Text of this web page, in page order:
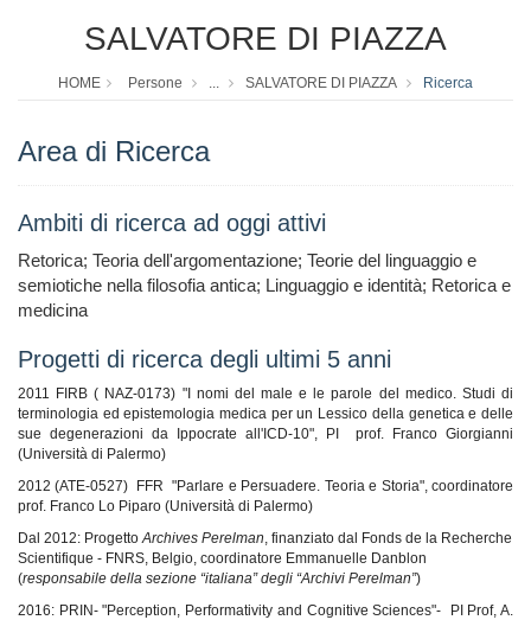
SALVATORE DI PIAZZA
HOME Persone ... SALVATORE DI PIAZZA Ricerca
Area di Ricerca
Ambiti di ricerca ad oggi attivi
Retorica; Teoria dell'argomentazione; Teorie del linguaggio e
semiotiche nella filosofia antica; Linguaggio e identità; Retorica e
medicina
Progetti di ricerca degli ultimi 5 anni
2011 FIRB ( NAZ-0173) "I nomi del male e le parole del medico. Studi di
terminologia ed epistemologia medica per un Lessico della genetica e delle
sue degenerazioni da Ippocrate all'ICD-10", PI prof. Franco Giorgianni
(Università di Palermo)
2012 (ATE-0527) FFR "Parlare e Persuadere. Teoria e Storia", coordinatore
prof. Franco Lo Piparo (Università di Palermo)
Dal 2012: ProgettoArchives Perelman, finanziato dal Fonds de la Recherche
Scientifique - FNRS, Belgio, coordinatore Emmanuelle Danblon
(responsabile della sezione “italiana” degli “Archivi Perelman”)
2016: PRIN- "Perception, Performativity and Cognitive Sciences"- PI Prof, A.